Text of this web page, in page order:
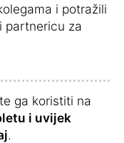
i potražili
partnericu za
ga koristiti na
i uvijek
.